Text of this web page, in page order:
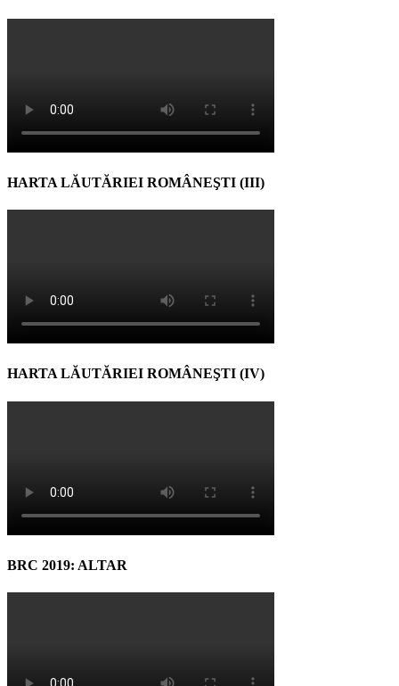
HARTA LĂUTĂRIEI ROMÂNEŞTI (III)
HARTA LĂUTĂRIEI ROMÂNEŞTI (IV)
BRC 2019: ALTAR